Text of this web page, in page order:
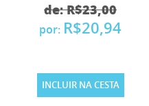
de: R$23,00
por: R$20,94
INCLUIR NA CESTA